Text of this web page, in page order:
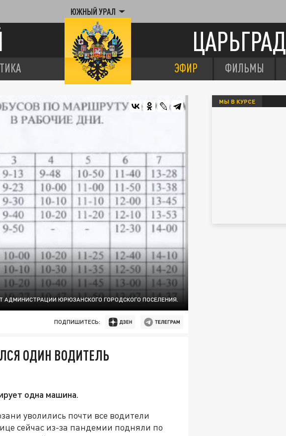
ЮЖНЫЙ УРАЛ
ЦАРЬГРАД
ЭФИР ФИЛЬМЫ
ЮРЮЗАНСКОГО ГОРОДСКОГО ПОСЕЛЕНИЯ.
ПОДПИШИТЕСЬ:
ОДИН ВОДИТЕЛЬ
одна машина.
уволились почти все водители
сейчас из-за пандемии подняли по
МЫ В КУРСЕ